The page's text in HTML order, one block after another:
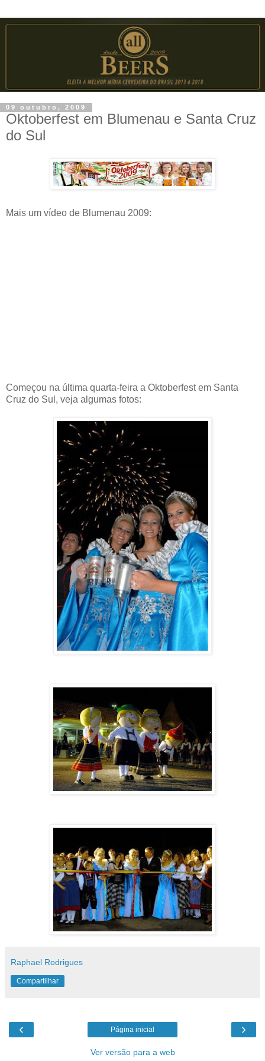
09 outubro, 2009
Oktoberfest em Blumenau e Santa Cruz
do Sul
Mais um vídeo de Blumenau 2009:
Começou na última quarta-feira a Oktoberfest em Santa
Cruz do Sul, veja algumas fotos:
Raphael Rodrigues
Compartilhar
‹ ›
Página inicial
Ver versão para a web